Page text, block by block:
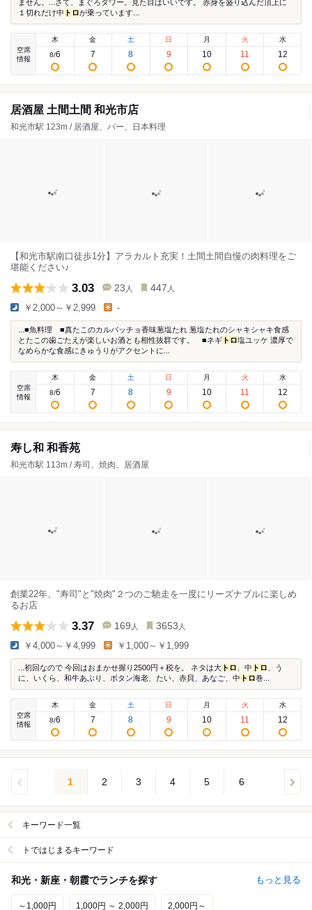
ません。...さて、まぐろタワー。見た目はいいです。 赤身を盛り込んだ頂上に
１切れだけ中 トロが乗っています...
空席
情報
木
8/6
金
7
土
8
日
9
月
10
火
11
水
12
居酒屋 土間土間 和光市店
和光市駅 123m / 居酒屋、バー、日本料理
【和光市駅南口徒歩1分】アラカルト充実！土間土間自慢の肉料理をご
堪能ください♪
3.03 23 人 447 人
￥2,000～￥2,999 -
...■魚料理 ■真たこのカルパッチョ香味葱塩たれ 葱塩たれのシャキシャキ食感
とたこの歯ごたえが楽しいお酒とも相性抜群です。 ■ネギ トロ塩ユッケ 濃厚で
なめらかな食感にきゅうりがアクセントに...
空席
情報
木
8/6
金
7
土
8
日
9
月
10
火
11
水
12
寿し和 和香苑
和光市駅 113m / 寿司、焼肉、居酒屋
創業22年、"寿司"と"焼肉"２つのご馳走を一度にリーズナブルに楽しめ
るお店
3.37 169 人 3653 人
￥4,000～￥4,999 ￥1,000～￥1,999
...初回なので 今回はおまかせ握り2500円＋税を。 ネタは大 トロ 、中 トロ 、う
に、いくら、和牛あぶり、ボタン海老、たい、赤貝、あなご、中 トロ巻...
空席
情報
木
8/6
金
7
土
8
日
9
月
10
火
11
水
12
1 2 3 4 5 6
キーワード一覧
トではじまるキーワード
和光・新座・朝霞でランチを探す もっと見る
～1,000円 1,000円 ～ 2,000円 2,000円～